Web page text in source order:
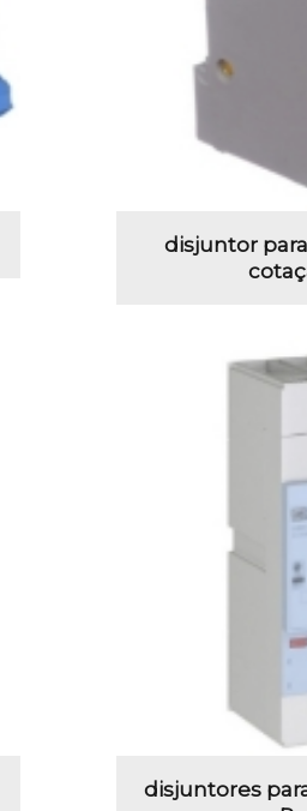
disjuntor
disjuntores